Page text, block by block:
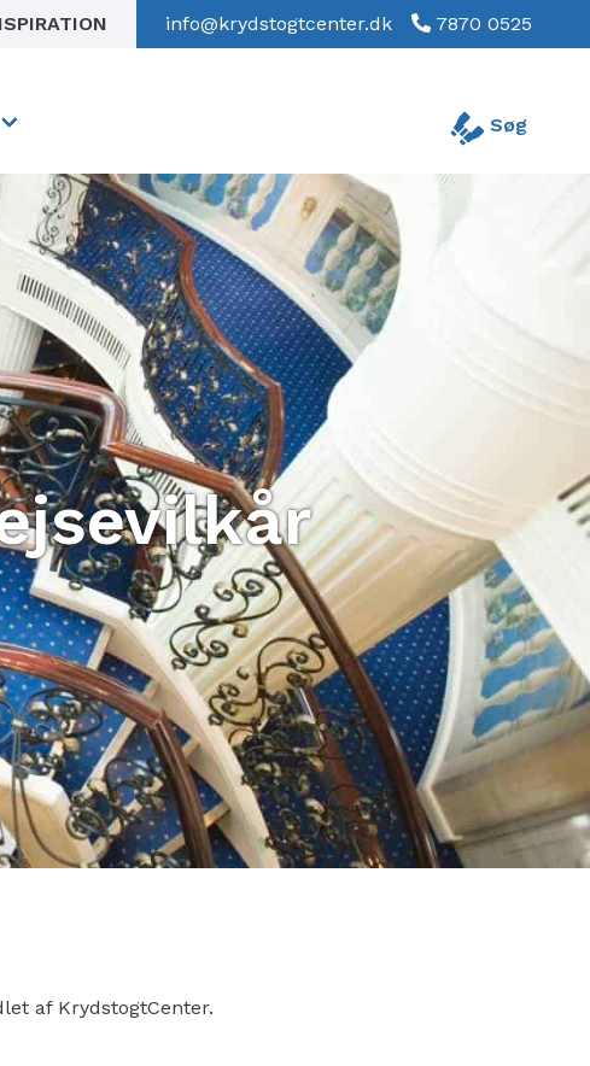
info@krydstogtcenter.dk 7870 0525
Søg
af KrydstogtCenter.